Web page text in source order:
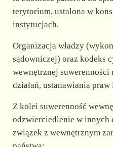
terytorium, ustalona w
instytucjach.
Organizacja władzy
sądowniczej) oraz kodeks
wewnętrznej
działań, ustanawiania
Z kolei suwerenność
odzwierciedlenie w innych
związek z wewnętrznym